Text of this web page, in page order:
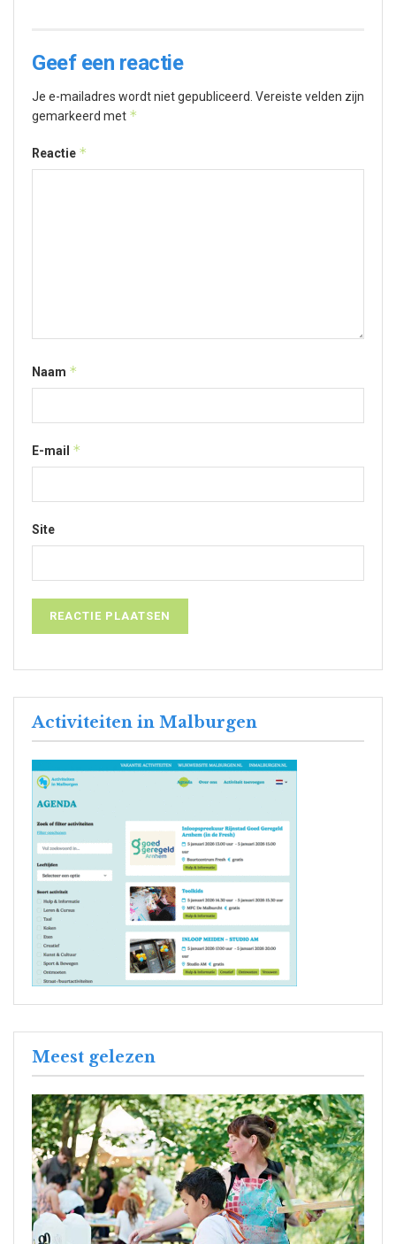
Geef een reactie
Je e-mailadres wordt niet gepubliceerd. Vereiste velden zijn
gemarkeerd met *
Reactie *
Naam *
E-mail *
Site
Activiteiten in Malburgen
Meest gelezen